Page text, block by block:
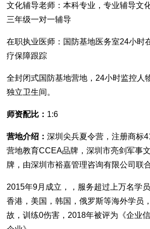
文化辅导老师：本科专业，专业辅导文
三年级一对一辅导
在职执业医师：国防基地医务室24小时
疗保障跟踪
全封闭式国防基地营地，24小时监控人
独立卫生间。
师资配比： 1:6
营地介绍：深圳尖兵夏令营，注册商标
营地教育CCEA品牌，深圳市亮剑军事
牌，由深圳市裕嘉管理咨询有限公司联
2015年9月成立，，服务超过上万名学
香港，美国，韩国，俄罗斯等海外学员
故，训练0伤害，2018年被评为《企业